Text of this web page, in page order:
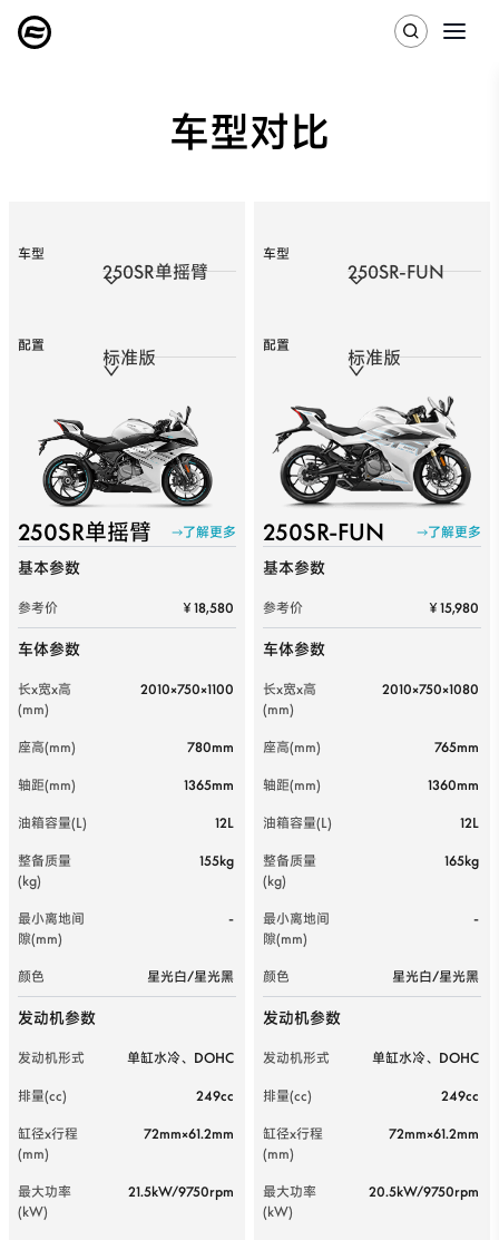
车型对比
车型
250SR单摇臂
配置
标准版
250SR单摇臂 了解更多
基本参数
参考价 ￥18,580
车体参数
长x宽x高
(mm)
2010×750×1100
座高(mm) 780mm
轴距(mm) 1365mm
油箱容量(L) 12L
整备质量
(kg)
155kg
最小离地间
隙(mm)
-
颜色 星光白/星光黑
发动机参数
发动机形式 单缸水冷、DOHC
排量(cc) 249cc
缸径x行程
(mm)
72mm×61.2mm
最大功率
(kW)
21.5kW/9750rpm
车型
250SR-FUN
配置
标准版
250SR-FUN 了解更多
基本参数
参考价 ￥15,980
车体参数
长x宽x高
(mm)
2010×750×1080
座高(mm) 765mm
轴距(mm) 1360mm
油箱容量(L) 12L
整备质量
(kg)
165kg
最小离地间
隙(mm)
-
颜色 星光白/星光黑
发动机参数
发动机形式 单缸水冷、DOHC
排量(cc) 249cc
缸径x行程
(mm)
72mm×61.2mm
最大功率
(kW)
20.5kW/9750rpm